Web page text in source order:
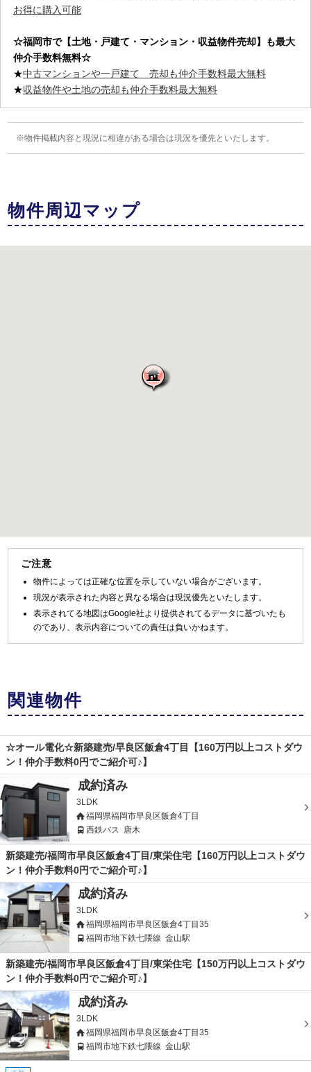
お得に購入可能
☆福岡市で【土地・戸建て・マンション・収益物件売却】も最大
仲介手数料無料☆
★中古マンションや一戸建て 売却も仲介手数料最大無料
★収益物件や土地の売却も仲介手数料最大無料
物件掲載内容と現況に相違がある場合は現況を優先といたします。
物件周辺マップ
ご注意
物件によっては正確な位置を示していない場合がございます。
現況が表示された内容と異なる場合は現況優先といたします。
表示されてる地図はGoogle社より提供されてるデータに基づいたも
のであり、表示内容についての責任は負いかねます。
関連物件
☆オール電化☆新築建売/早良区飯倉4丁目【160万円以上コストダウ
ン！仲介手数料0円でご紹介可♪】
成約済み
3LDK
福岡県福岡市早良区飯倉4丁目
西鉄バス 唐木
新築建売/福岡市早良区飯倉4丁目/東栄住宅【160万円以上コストダウ
ン！仲介手数料0円でご紹介可♪】
成約済み
3LDK
福岡県福岡市早良区飯倉4丁目35
福岡市地下鉄七隈線 金山駅
新築建売/福岡市早良区飯倉4丁目/東栄住宅【150万円以上コストダウ
ン！仲介手数料0円でご紹介可♪】
成約済み
3LDK
福岡県福岡市早良区飯倉4丁目35
福岡市地下鉄七隈線 金山駅